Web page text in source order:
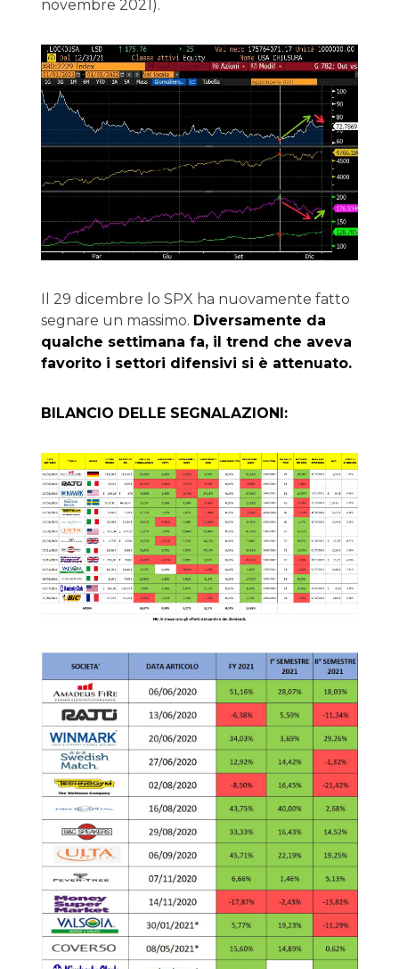
novembre 2021).
Il 29 dicembre lo SPX ha nuovamente fatto
segnare un massimo. Diversamente da
qualche settimana fa, il trend che aveva
favorito i settori difensivi si è attenuato.
BILANCIO DELLE SEGNALAZIONI: